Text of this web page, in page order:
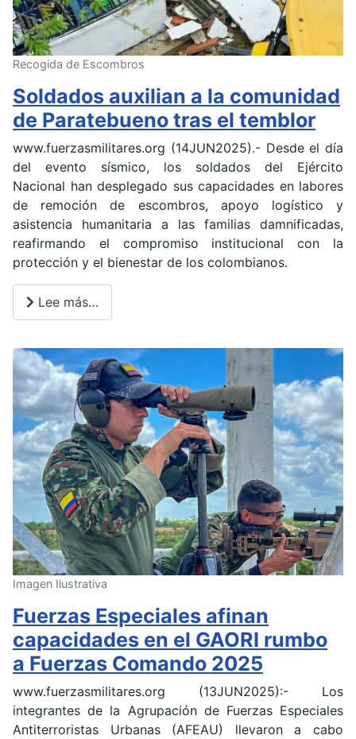
Recogida de Escombros
Soldados auxilian a la comunidad
de Paratebueno tras el temblor
www.fuerzasmilitares.org (14JUN2025).- Desde el día
del evento sísmico, los soldados del Ejército
Nacional han desplegado sus capacidades en labores
de remoción de escombros, apoyo logístico y
asistencia humanitaria a las familias damnificadas,
reafirmando el compromiso institucional con la
protección y el bienestar de los colombianos.
Lee más…
Imagen Ilustrativa
Fuerzas Especiales afinan
capacidades en el GAORI rumbo
a Fuerzas Comando 2025
www.fuerzasmilitares.org (13JUN2025):- Los
integrantes de la Agrupación de Fuerzas Especiales
Antiterroristas Urbanas (AFEAU) llevaron a cabo